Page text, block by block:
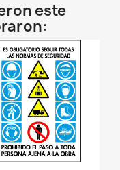
este